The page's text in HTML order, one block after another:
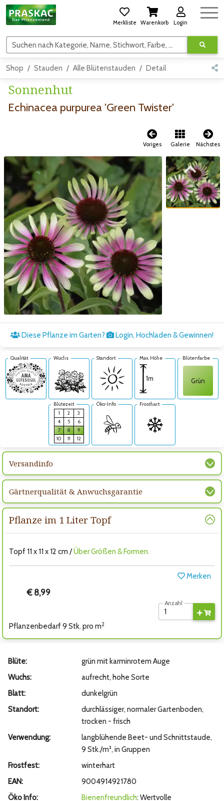
Merkliste Warenkorb Login
Suchen nach Kategorie, Name, Stichwort, Farbe, usw.
Shop Stauden Alle Blütenstauden Detail
Sonnenhut
Echinacea purpurea 'Green Twister'
Voriges Galerie Nächstes
Zum vorigen Bild
Zum nächsten Bild
Diese Pflanze im Garten? Login, Hochladen & Gewinnen!
Qualität Wuchs Standort Max. Höhe
1m
Blütenfarbe
Grün
Blütezeit
1
2
3
4
5
6
7
8
9
10
11 12
Öko-Info Frosthart
Versandinfo
Gärtnerqualität & Anwuchsgarantie
Pflanze im 1 Liter Topf
Topf 11 x 11 x 12 cm /Über Größen & Formen.
Merken
€ 8,99
Anzahl
Pflanzenbedarf 9 Stk. pro m2
Blüte:
grün mit karminrotem Auge
Wuchs:
aufrecht, hohe Sorte
Blatt:
dunkelgrün
Standort:
durchlässiger, normaler Gartenboden,
trocken - frisch
Verwendung:
langblühende Beet- und Schnittstaude,
9 Stk./m², in Gruppen
Frostfest:
winterhart
EAN:
9004914921780
Öko Info:
Bienenfreundlich: Wertvolle